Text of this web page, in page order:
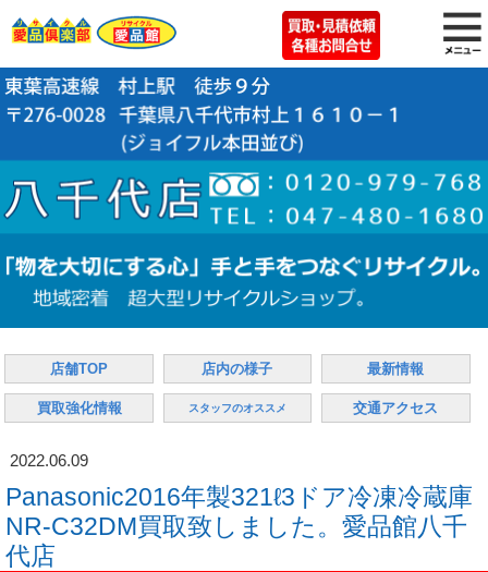
店舗TOP 店内の様子 最新情報
買取強化情報 スタッフのオススメ 交通アクセス
2022.06.09
Panasonic2016年製321ℓ3ドア冷凍冷蔵庫
NR-C32DM買取致しました。愛品館八千
代店